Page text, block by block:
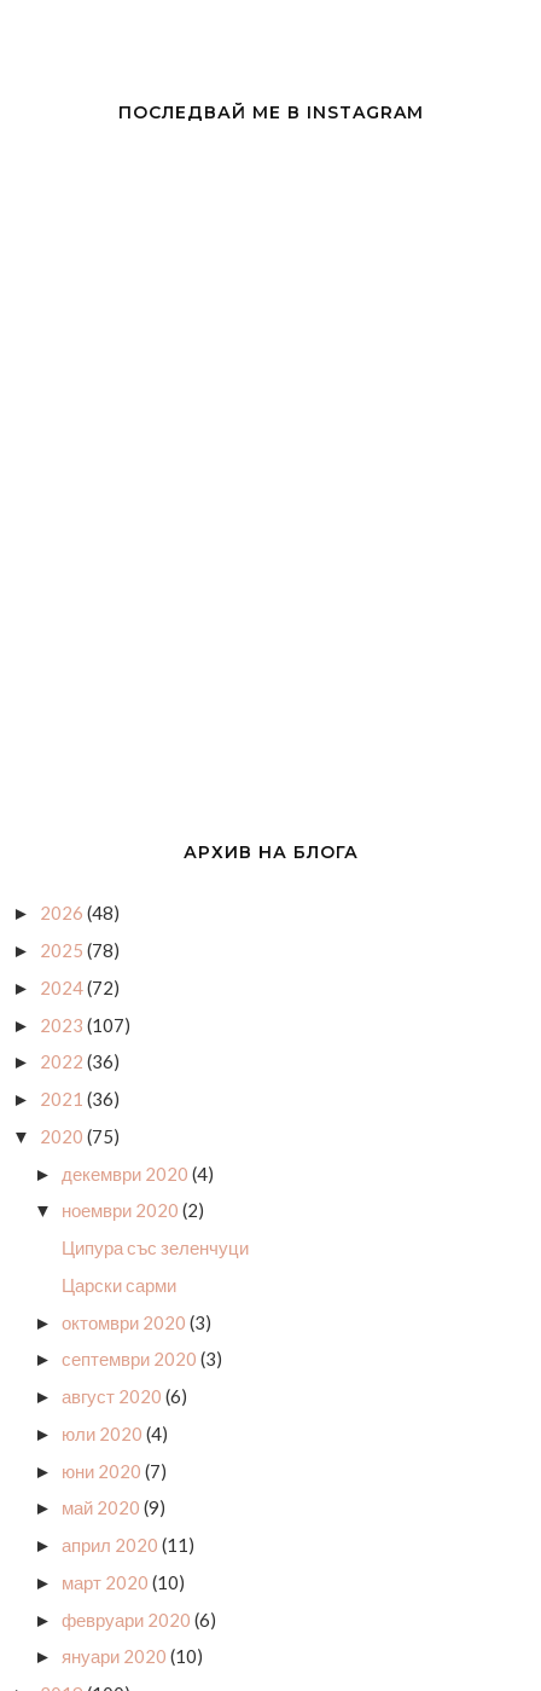
ПОСЛЕДВАЙ МЕ В INSTAGRAM
АРХИВ НА БЛОГА
► 2026 (48)
► 2025 (78)
► 2024(72)
► 2023 (107)
► 2022 (36)
► 2021 (36)
▼ 2020 (75)
► декември 2020 (4)
▼ ноември 2020 (2)
Ципура със зеленчуци
Царски сарми
► октомври 2020 (3)
► септември 2020 (3)
► август 2020 (6)
► юли 2020 (4)
► юни 2020 (7)
► май 2020 (9)
► април 2020 (11)
► март 2020 (10)
► февруари 2020 (6)
► януари 2020 (10)